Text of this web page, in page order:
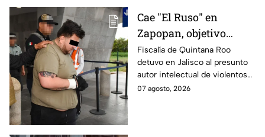
Cae "El Ruso" en
Zapopan, objetivo
prioritario en Playa del
Carmen
Fiscalía de Quintana Roo
detuvo en Jalisco al presunto
autor intelectual de violentos
ataques en fraccionamientos
07 agosto, 2026